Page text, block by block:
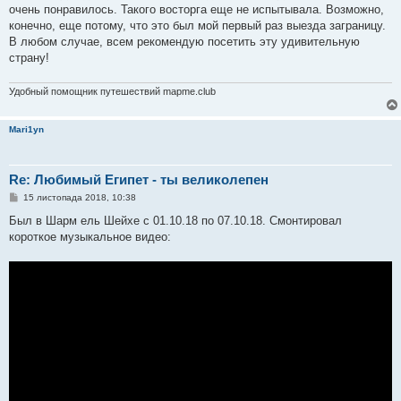
д
о
л
е
н
я
очень понравилось. Такого восторга еще не испытывала. Возможно,
конечно, еще потому, что это был мой первый раз выезда заграницу.
В любом случае, всем рекомендую посетить эту удивительную
страну!
Удобный помощник путешествий mapme.club
Mari1yn
Re: Любимый Египет - ты великолепен
П
в
д
м
15 листопада 2018, 10:38
Был в Шарм ель Шейхе с 01.10.18 по 07.10.18. Смонтировал
короткое музыкальное видео: